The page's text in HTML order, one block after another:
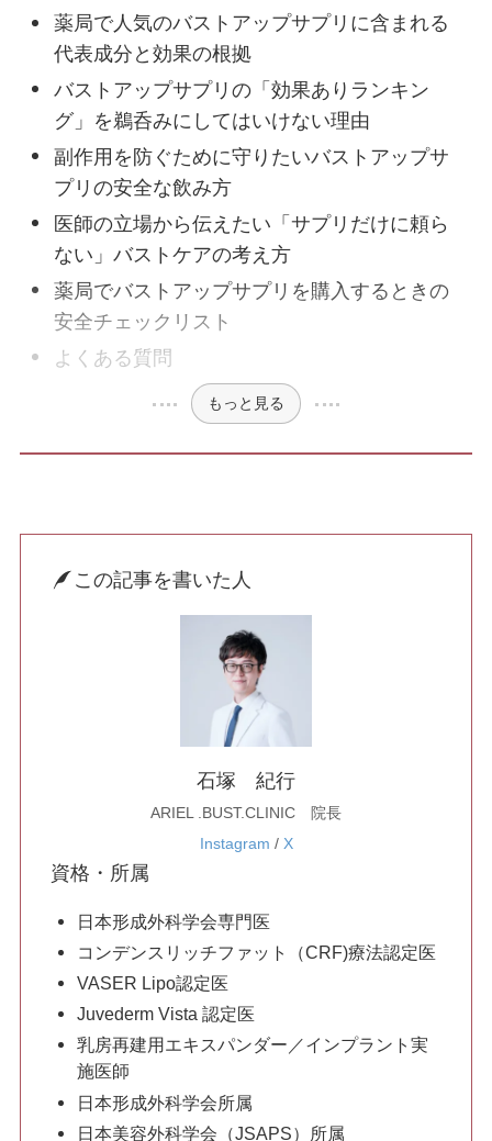
ハイフ・RF治療
脂肪注入
肌の施術
ボトックス
ヒアルロン酸注入
肌育注射
脂肪吸引
豊胸手術
乳輪・乳頭縮小
脂肪注入
脂肪吸引
薬局で人気のバストアップサプリに含まれる
代表成分と効果の根拠
バストアップサプリの「効果ありランキン
グ」を鵜呑みにしてはいけない理由
副作用を防ぐために守りたいバストアップサ
プリの安全な飲み方
医師の立場から伝えたい「サプリだけに頼ら
ない」バストケアの考え方
薬局でバストアップサプリを購入するときの
安全チェックリスト
よくある質問
もっと見る
この記事を書いた人
石塚 紀行
ARIEL .BUST.CLINIC 院長
Instagram / X
資格・所属
日本形成外科学会専門医
コンデンスリッチファット（CRF)療法認定医
VASER Lipo認定医
Juvederm Vista 認定医
乳房再建用エキスパンダー／インプラント実
施医師
日本形成外科学会所属
日本美容外科学会（JSAPS）所属